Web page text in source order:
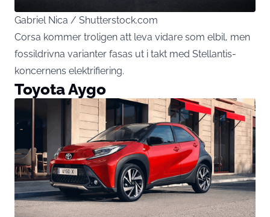
Gabriel Nica / Shutterstock.com
Corsa kommer troligen att leva vidare som elbil, men
fossildrivna varianter fasas ut i takt med Stellantis-
koncernens elektrifiering.
Toyota Aygo